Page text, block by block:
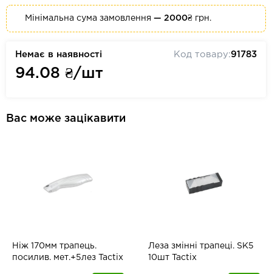
Мінімальна сума замовлення — 2000₴ грн.
Немає в наявності
94.08 ₴/шт
Код товару:91783
Вас може зацікавити
Ніж 170мм трапець.
посилив. мет.+5лез Tactix
Леза змінні трапеці. SK5
10шт Tactix